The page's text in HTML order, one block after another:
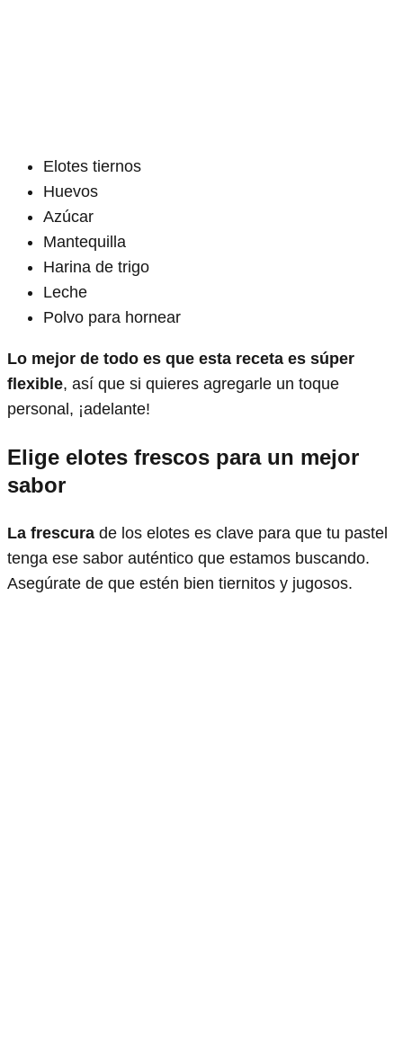
Elotes tiernos
Huevos
Azúcar
Mantequilla
Harina de trigo
Leche
Polvo para hornear
Lo mejor de todo es que esta receta es súper
flexible, así que si quieres agregarle un toque
personal, ¡adelante!
Elige elotes frescos para un mejor
sabor
La frescura de los elotes es clave para que tu pastel
tenga ese sabor auténtico que estamos buscando.
Asegúrate de que estén bien tiernitos y jugosos.